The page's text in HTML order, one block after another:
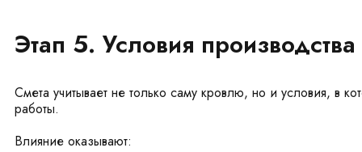
Этап 5. Условия
Смета учитывает не только саму кровлю, но и условия, в
работы.
Влияние оказывают: